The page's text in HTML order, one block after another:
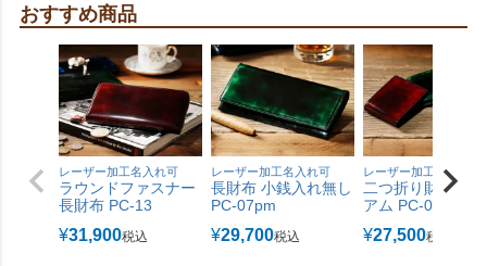
おすすめ商品
レーザー加工名入れ可
ラウンドファスナー
長財布 PC-13
¥31,900税込
レーザー加工名入れ可
長財布 小銭入れ無し
PC-07pm
¥29,700税込
レーザー加工名入れ可
二つ折り財布プ
アム PC-05pm
¥27,500税込